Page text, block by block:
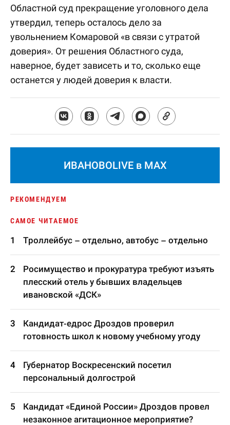
Областной суд прекращение уголовного дела
утвердил, теперь осталось дело за
увольнением Комаровой «в связи с утратой
доверия». От решения Областного суда,
наверное, будет зависеть и то, сколько еще
останется у людей доверия к власти.
ИВАНОВОLIVE в MAX
РЕКОМЕНДУЕМ
САМОЕ ЧИТАЕМОЕ
Троллейбус – отдельно, автобус – отдельно
Росимущество и прокуратура требуют изъять
плесский отель у бывших владельцев
ивановской «ДСК»
Кандидат-едрос Дроздов проверил
готовность школ к новому учебному угоду
Губернатор Воскресенский посетил
персональный долгострой
Кандидат «Единой России» Дроздов провел
незаконное агитационное мероприятие?